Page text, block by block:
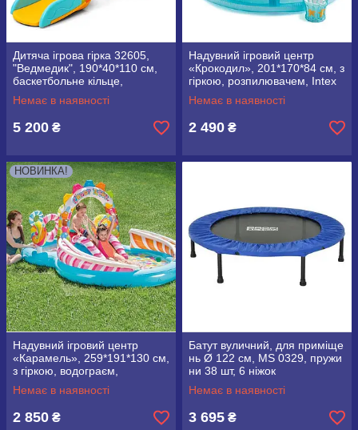
Дитяча ігрова гірка 32605,
"Ведмедик", 190*40*110 см,
баскетбольне кільце,
блакитна
Немає в наявності
5 200 ₴
Надувний ігровий центр
«Крокодил», 201*170*84 см, з
гіркою, розпилювачем, Intex
57165
Немає в наявності
2 490 ₴
НОВИНКА!
Надувний ігровий центр
«Карамель», 259*191*130 см,
з гіркою, водограєм,
кульками, Intex 57149
Немає в наявності
2 850 ₴
Батут вуличний, для приміще
нь Ø 122 см, MS 0329, пружи
ни 38 шт, 6 ніжок
Немає в наявності
3 695 ₴